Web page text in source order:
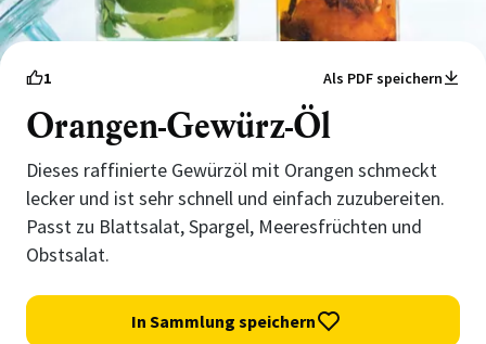
1 Als PDF speichern
Orangen-Gewürz-Öl
Dieses raffinierte Gewürzöl mit Orangen schmeckt
lecker und ist sehr schnell und einfach zuzubereiten.
Passt zu Blattsalat, Spargel, Meeresfrüchten und
Obstsalat.
In Sammlung speichern